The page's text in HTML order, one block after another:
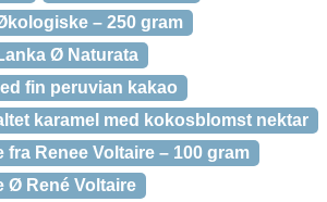
– 250 gram
Ø Naturata
fin peruvian kakao
karamel med kokosblomst nektar
Renee Voltaire – 100 gram
Ø René Voltaire